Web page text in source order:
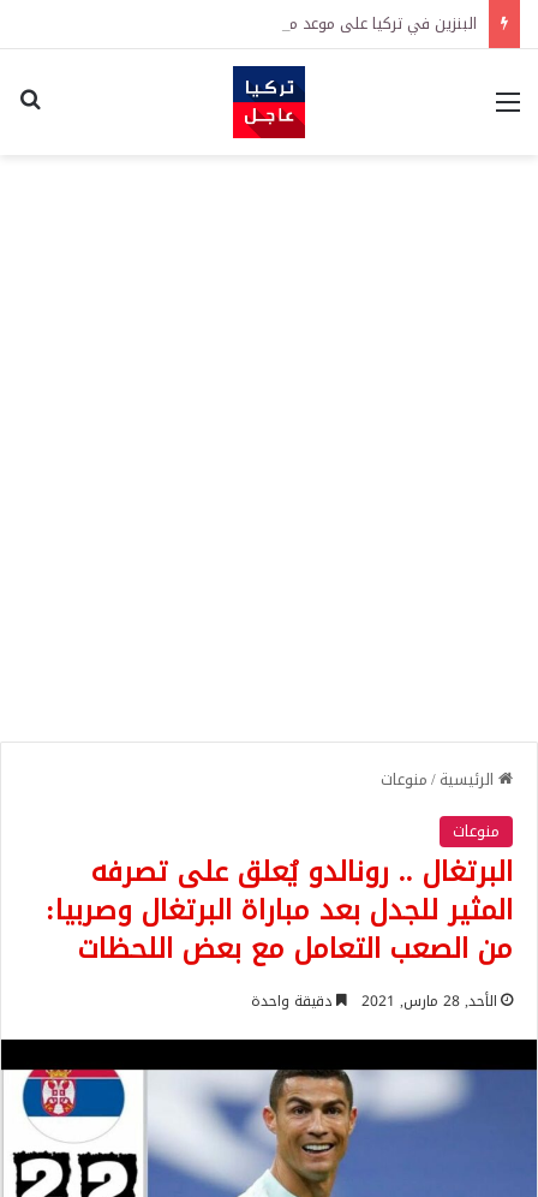
البنزين في تركيا على موعد مع زيادة جديدة.. كم سترتفع الأسعار؟
القائمة
الرئيسية/منوعات
منوعات
البرتغال .. رونالدو يُعلق على تصرفه
المثير للجدل بعد مباراة البرتغال وصربيا:
من الصعب التعامل مع بعض اللحظات
الأحد, 28 مارس, 2021 دقيقة واحدة